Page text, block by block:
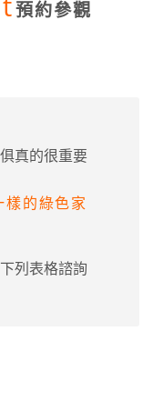
預約參觀
真的很重要
的綠色家
列表格諮詢